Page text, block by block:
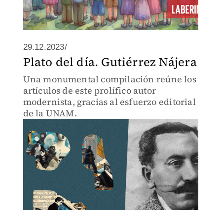
29.12.2023/
Plato del día. Gutiérrez Nájera
Una monumental compilación reúne los
artículos de este prolífico autor
modernista, gracias al esfuerzo editorial
de la UNAM.